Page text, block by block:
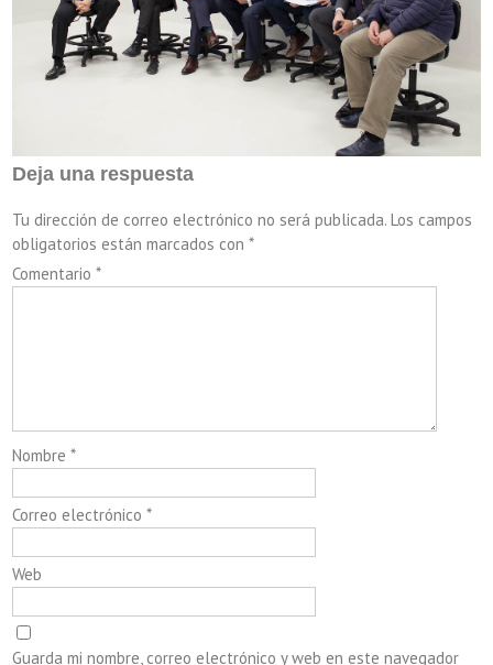
Deja una respuesta
Tu dirección de correo electrónico no será publicada. Los campos
obligatorios están marcados con*
Comentario*
Nombre*
Correo electrónico*
Web
Guarda mi nombre, correo electrónico y web en este navegador